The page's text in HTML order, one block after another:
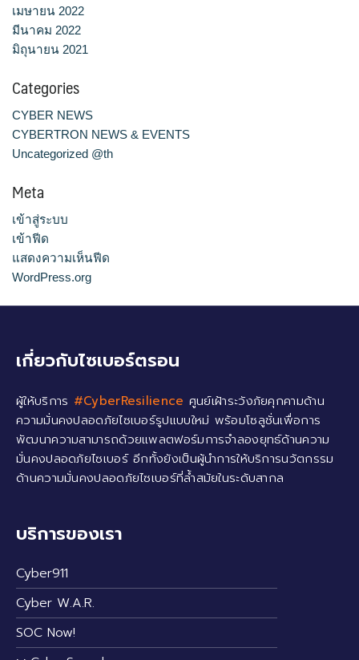
เมษายน 2022
มีนาคม 2022
มิถุนายน 2021
Categories
CYBER NEWS
CYBERTRON NEWS & EVENTS
Uncategorized @th
Meta
เข้าสู่ระบบ
เข้าฟีด
แสดงความเห็นฟีด
WordPress.org
เกี่ยวกับไซเบอร์ตรอน
ผู้ให้บริการ #CyberResilience ศูนย์เฝ้าระวังภัยคุกคามด้าน
ความมั่นคงปลอดภัยไซเบอร์รูปแบบใหม่ พร้อมโซลูชั่นเพื่อการ
พัฒนาความสามารถด้วยแพลตฟอร์มการจำลองยุทธ์ด้านความ
มั่นคงปลอดภัยไซเบอร์ อีกทั้งยังเป็นผู้นำการให้บริการนวัตกรรม
ด้านความมั่นคงปลอดภัยไซเบอร์ที่ล้ำสมัยในระดับสากล
บริการของเรา
Cyber911
Cyber W.A.R.
SOC Now!